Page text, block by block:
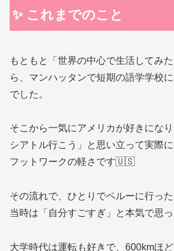
✨ これまでのこと
もともと「世界の中心で生活してみ
ら、マンハッタンで短期の語学学校
でした。
そこから一気にアメリカが好きにな
シアトル行こう」と思い立って実際
フットワークの軽さです🇺🇸
その流れで、ひとりでペルーに行った
当時は「自分すごすぎ」と本気で思っ
大学時代は運転も好きで、600kmほ